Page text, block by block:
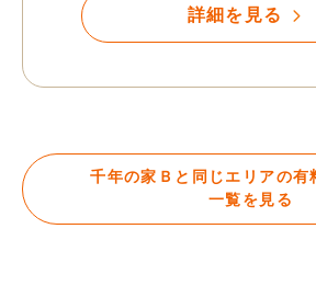
詳細を見る
千年の家Ｂと同じエリアの有
一覧を見る